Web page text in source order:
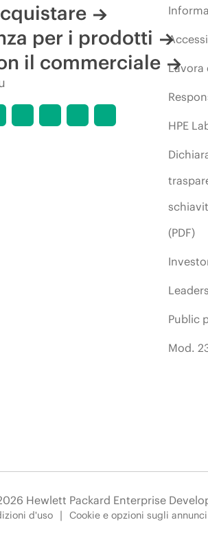
per i prodotti
il commerciale Lavora
HPE
(PDF)
Public
Mod.
Hewlett Packard Enterprise
d'uso Cookie e opzioni sugli annunci